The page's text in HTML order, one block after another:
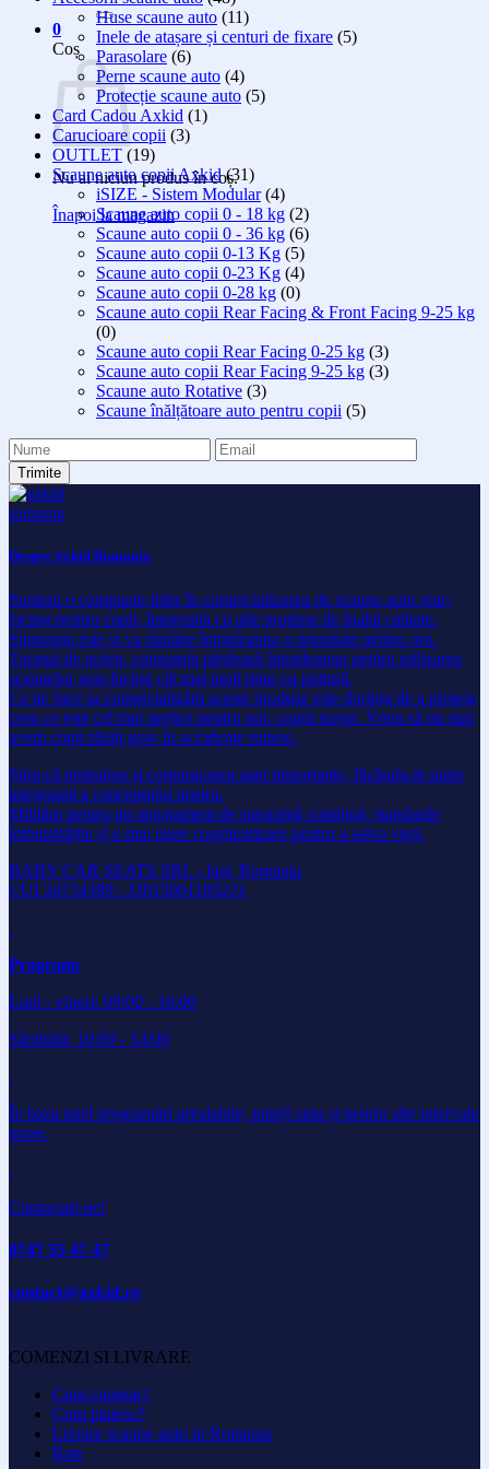
după:
0
Coș
Nu ai niciun produs în coș.
Înapoi la magazin
Huse scaune auto (11)
Inele de atașare și centuri de fixare (5)
Parasolare (6)
Perne scaune auto (4)
Protecție scaune auto (5)
Card Cadou Axkid (1)
Carucioare copii (3)
OUTLET (19)
Scaune auto copii Axkid (31)
iSIZE - Sistem Modular (4)
Scaune auto copii 0 - 18 kg (2)
Scaune auto copii 0 - 36 kg (6)
Scaune auto copii 0-13 Kg (5)
Scaune auto copii 0-23 Kg (4)
Scaune auto copii 0-28 kg (0)
Scaune auto copii Rear Facing & Front Facing 9-25 kg
(0)
Scaune auto copii Rear Facing 0-25 kg (3)
Scaune auto copii Rear Facing 9-25 kg (3)
Scaune auto Rotative (3)
Scaune înălțătoare auto pentru copii (5)
Despre Axkid Romania
Suntem o companie-lider în comercializarea de scaune auto rear-
facing pentru copii, împreună cu alte produse de înaltă calitate.
Siguranța este și va rămâne întotdeauna o prioritate pentru noi.
Tocmai de aceea, compania pledează întotdeauna pentru utilizarea
scaunelor rear-facing cât mai mult timp cu putință.
Ce ne face sa comercializăm aceste produse este dorința de a proteja
ceea ce este cel mai prețios pentru noi: copiii noștri. Vrem să nu mai
avem copii răniți grav în accidente rutiere.
Știm că instruirea și comunicarea sunt importante, făcându-le parte
integrantă a conceptului nostru.
Milităm pentru un angajament de siguranță continuă, standarde
îmbunătățite și o mai mare conștientizare pentru a salva vieți.
BABY CAR SEATS SRL - Iasi, Romania
CUI 34734389 - J2015001185221
Program:
Luni - vineri: 09:00 - 16:00
Sâmbătă: 10:00 - 14:00
În baza unei programări prealabile, puteți opta și pentru alte intervale
orare.
Contactati-ne!
0747 35 47 47
contact@axkid.ro
COMENZI SI LIVRARE
Cum cumpar?
Cum platesc?
Livrare scaune auto in Romania
Rate